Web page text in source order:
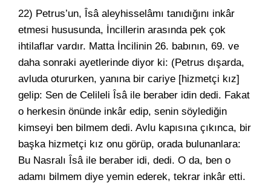
22) Petrus’un, Îsâ aleyhisselâmı tanıdığını inkâr
etmesi hususunda, İncillerin arasında pek çok
ihtilaflar vardır. Matta İncilinin 26. babının, 69. ve
daha sonraki ayetlerinde diyor ki: (Petrus dışarda,
avluda otururken, yanına bir cariye [hizmetçi kız]
gelip: Sen de Celileli Îsâ ile beraber idin dedi. Fakat
o herkesin önünde inkâr edip, senin söylediğin
kimseyi ben bilmem dedi. Avlu kapısına çıkınca, bir
başka hizmetçi kız onu görüp, orada bulunanlara:
Bu Nasralı Îsâ ile beraber idi, dedi. O da, ben o
adamı bilmem diye yemin ederek, tekrar inkâr etti.